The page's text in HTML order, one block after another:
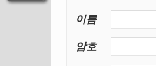
이름
암호